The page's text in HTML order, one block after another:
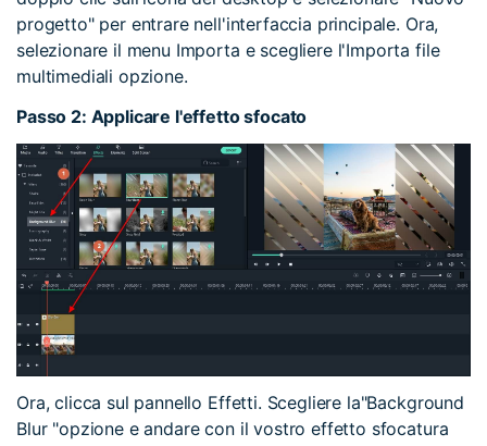
progetto" per entrare nell'interfaccia principale. Ora,
selezionare il menu Importa e scegliere l'Importa file
multimediali opzione.
Passo 2: Applicare l'effetto sfocato
Ora, clicca sul pannello Effetti. Scegliere la"Background
Blur "opzione e andare con il vostro effetto sfocatura